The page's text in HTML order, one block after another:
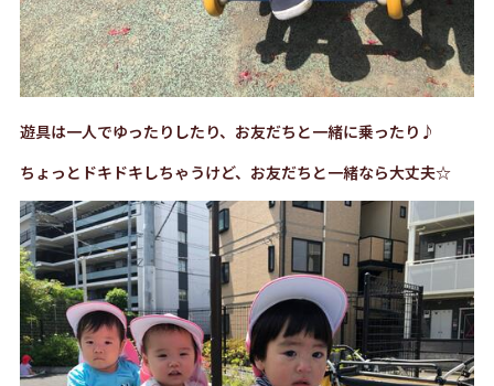
遊具は一人でゆったりしたり、お友だちと一緒に乗ったり♪
ちょっとドキドキしちゃうけど、お友だちと一緒なら大丈夫☆